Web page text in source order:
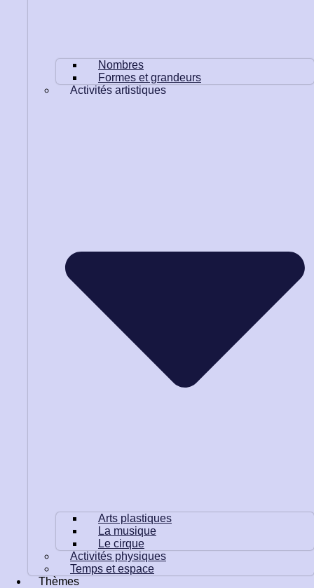
Nombres
Formes et grandeurs
Activités artistiques
Arts plastiques
La musique
Le cirque
Activités physiques
Temps et espace
Thèmes